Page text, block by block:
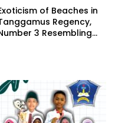
of Beaches in
Regency,
3 Resembling